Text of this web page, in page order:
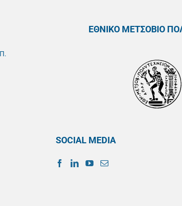
ΕΘΝΙΚΟ ΜΕΤΣΟΒΙΟ
SOCIAL MEDIA